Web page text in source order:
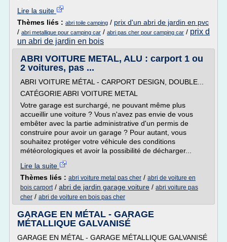
Lire la suite
Thèmes liés : abri toile camping / prix d'un abri de jardin en pvc
/ abri metallique pour camping car / abri pas cher pour camping car / prix d
un abri de jardin en bois
ABRI VOITURE METAL, ALU : carport 1 ou
2 voitures, pas ...
ABRI VOITURE MÉTAL - CARPORT DESIGN, DOUBLE...
CATÉGORIE ABRI VOITURE METAL
Votre garage est surchargé, ne pouvant même plus
accueillir une voiture ? Vous n'avez pas envie de vous
embêter avec la partie administrative d'un permis de
construire pour avoir un garage ? Pour autant, vous
souhaitez protéger votre véhicule des conditions
météorologiques et avoir la possibilité de décharger...
Lire la suite
Thèmes liés : abri voiture metal pas cher / abri de voiture en
bois carport/ abri de jardin garage voiture / abri voiture pas
cher / abri de voiture en bois pas cher
GARAGE EN MÉTAL - GARAGE
MÉTALLIQUE GALVANISÉ
GARAGE EN MÉTAL - GARAGE MÉTALLIQUE GALVANISÉ